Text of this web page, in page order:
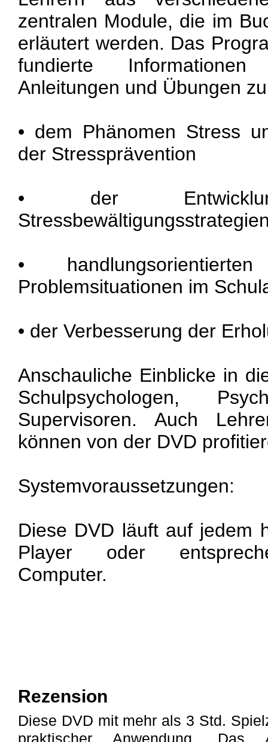
zentralen Module, die im
erläutert werden. Das
fundierte
Anleitungen und Übungen zu
• dem Phänomen Stress
der Stressprävention
• der
•
Problemsituationen im
• der Verbesserung der
Anschauliche Einblicke in
Schulpsychologen,
Supervisoren. Auch
können von der DVD
Systemvoraussetzungen:
Diese DVD läuft auf jedem
Player oder
Computer.
Rezension
Diese DVD mit mehr als 3 Std.
praktischer Anwendung. Das